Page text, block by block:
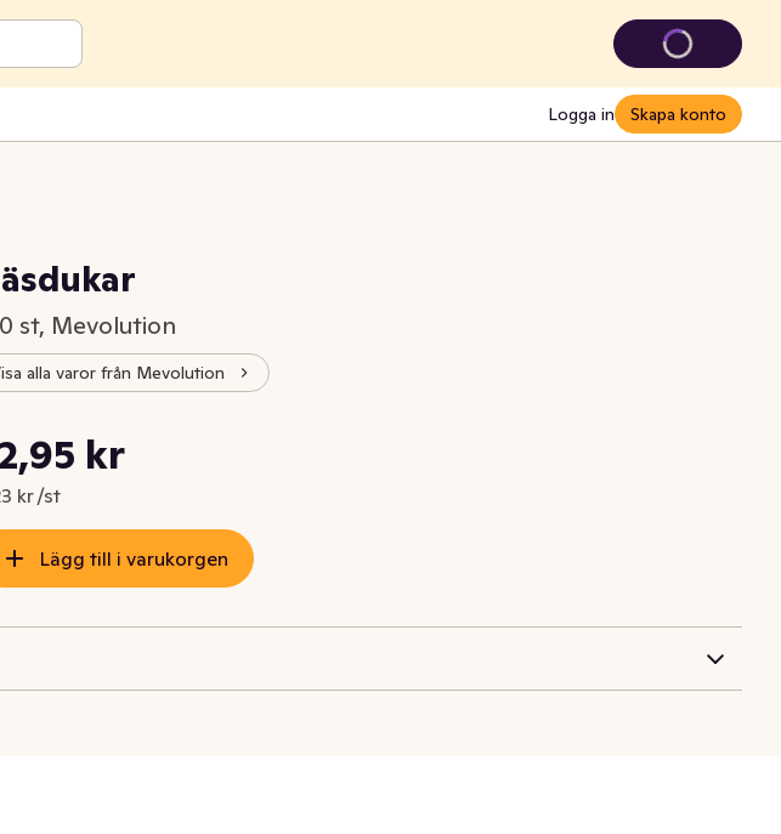
Logga in Skapa konto
st, Mevolution
alla varor från Mevolution
pris är: 22,95 kr
kr
kr /st
0,23 kr /st
Lägg till i varukorgen